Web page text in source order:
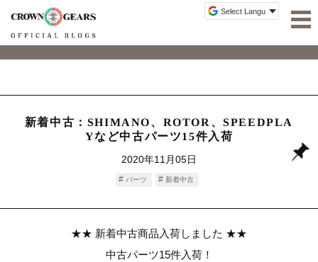
新着中古：SHIMANO、ROTOR、SPEEDPLA
Yなど中古パーツ15件入荷
2020年11月05日
パーツ 新着中古
★★ 新着中古商品入荷しました ★★
中古パーツ15件入荷！